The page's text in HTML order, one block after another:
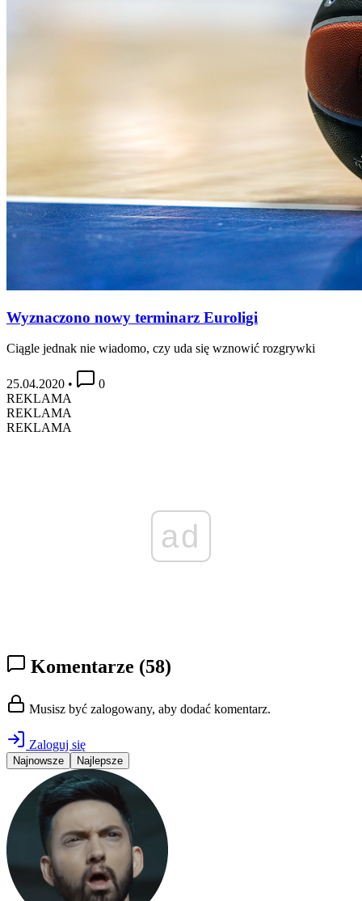
Wyznaczono nowy terminarz Euroligi
Ciągle jednak nie wiadomo, czy uda się wznowić rozgrywki
25.04.2020 •
0
REKLAMA
REKLAMA
REKLAMA
ad
Komentarze (58)
Musisz być zalogowany, aby dodać komentarz.
Zaloguj się
Najnowsze Najlepsze